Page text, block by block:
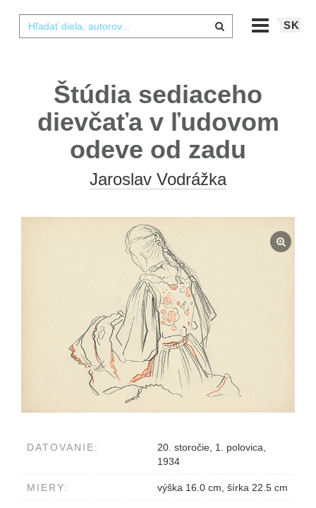
SK
Štúdia sediaceho
dievčaťa v ľudovom
odeve od zadu
Jaroslav Vodrážka
DATOVANIE:
20. storočie, 1. polovica,
1934
MIERY: výška 16.0 cm, šírka 22.5 cm